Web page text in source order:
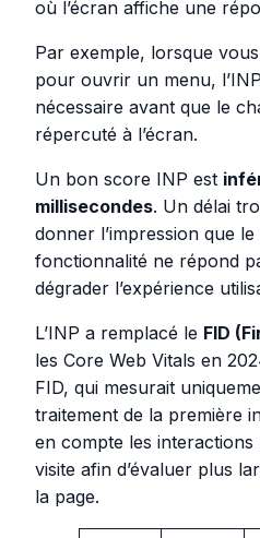
où l’écran affiche une
Par exemple, lorsque
pour ouvrir un menu,
nécessaire avant que le
répercuté à l’écran.
Un bon score INP est
millisecondes. Un délai
donner l’impression que
fonctionnalité ne répond
dégrader l’expérience
L’INP a remplacé le FID
les Core Web Vitals en
FID, qui mesurait
traitement de la première
en compte les interactions
visite afin d’évaluer plus
la page.